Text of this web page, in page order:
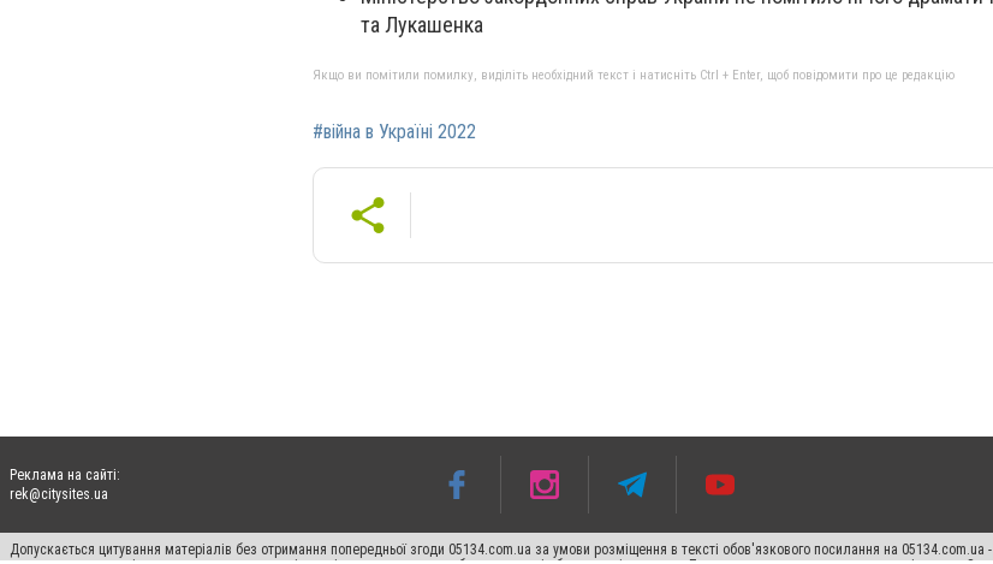
та Лукашенка
Якщо ви помітили помилку, виділіть необхідний текст і натисніть Ctrl + Enter, щоб повідомити про це редакцію
#війна в Україні 2022
Реклама на сайті:
rek@citysites.ua
Допускається цитування матеріалів без отримання попередньої згоди 05134.com.ua за умови розміщення в тексті обов'язкового посилання на